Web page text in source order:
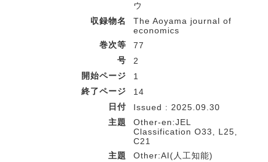
ウ
収録物名
The Aoyama journal of
economics
巻次等
77
号
2
開始ページ
1
終了ページ
14
日付
Issued : 2025.09.30
主題
Other-en:JEL
Classification O33, L25,
C21
主題
Other:AI(人工知能)